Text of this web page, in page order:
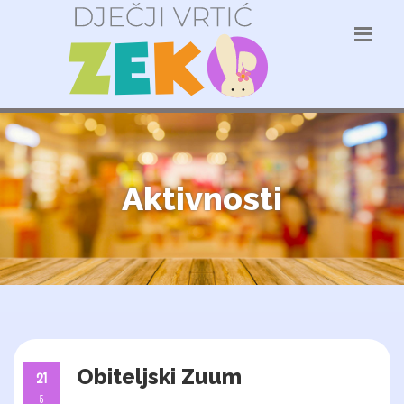
Aktivnosti
21
5
Obiteljski Zuum